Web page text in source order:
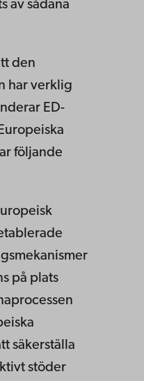
av sådana
den
har verklig
ED-
följande
på plats
säkerställa
stöder